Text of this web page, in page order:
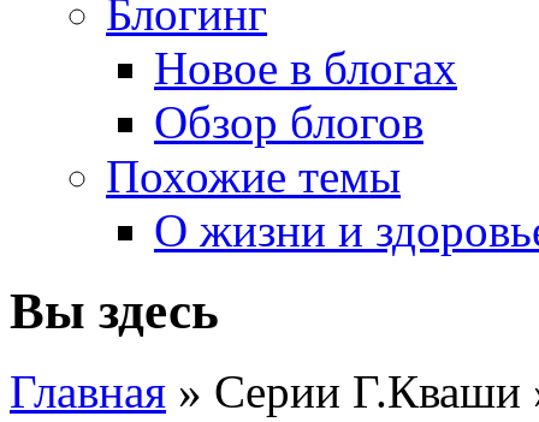
Блогинг
Новое в блогах
Обзор блогов
Похожие темы
О жизни и
Вы здесь
Главная » Серии